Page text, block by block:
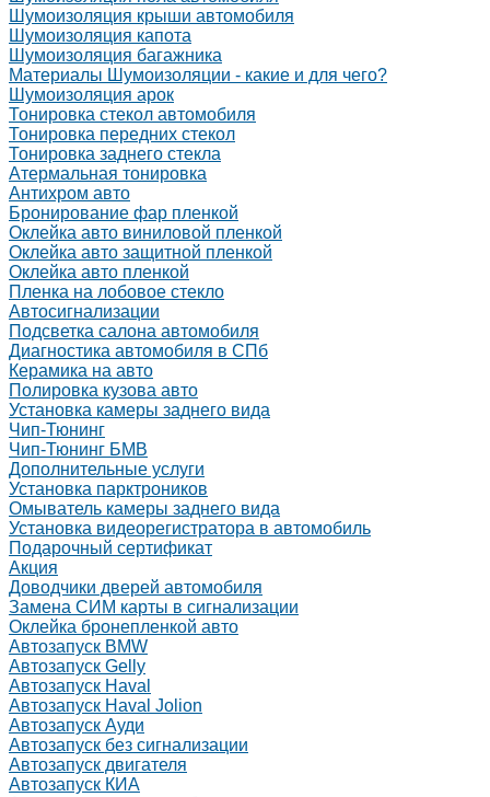
Шумоизоляция крыши автомобиля
Шумоизоляция капота
Шумоизоляция багажника
Материалы Шумоизоляции - какие и для чего?
Шумоизоляция арок
Тонировка стекол автомобиля
Тонировка передних стекол
Тонировка заднего стекла
Атермальная тонировка
Антихром авто
Бронирование фар пленкой
Оклейка авто виниловой пленкой
Оклейка авто защитной пленкой
Оклейка авто пленкой
Пленка на лобовое стекло
Автосигнализации
Подсветка салона автомобиля
Диагностика автомобиля в СПб
Керамика на авто
Полировка кузова авто
Установка камеры заднего вида
Чип-Тюнинг
Чип-Тюнинг БМВ
Дополнительные услуги
Установка парктроников
Омыватель камеры заднего вида
Установка видеорегистратора в автомобиль
Подарочный сертификат
Акция
Доводчики дверей автомобиля
Замена СИМ карты в сигнализации
Оклейка бронепленкой авто
Автозапуск BMW
Автозапуск Gelly
Автозапуск Haval
Автозапуск Haval Jolion
Автозапуск Ауди
Автозапуск без сигнализации
Автозапуск двигателя
Автозапуск КИА